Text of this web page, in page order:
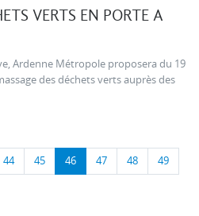
VERTS EN PORTE A
Ardenne Métropole proposera du 19
des déchets verts auprès des
44 45 46 47 48 49